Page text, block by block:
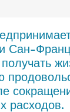
Сан-
расходов.​​